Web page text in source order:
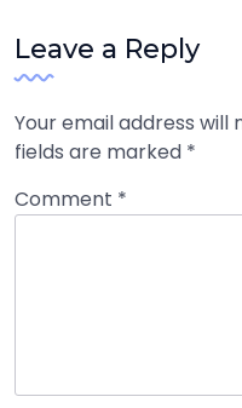
Leave a Reply
Your email address will
fields are marked *
Comment *